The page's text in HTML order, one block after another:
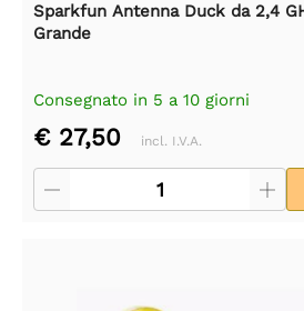
Sparkfun Antenna Duck da 2,4
Grande
Consegnato in 5 a 10 giorni
€ 27,50 incl. I.V.A.